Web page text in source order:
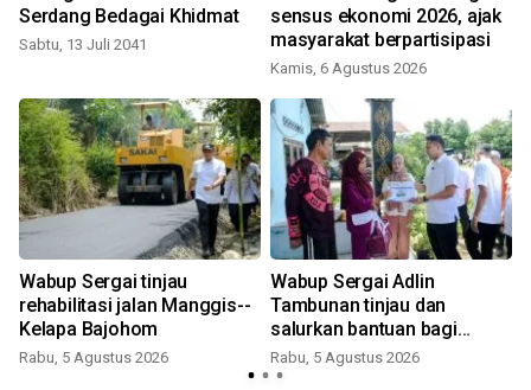
Serdang Bedagai Khidmat
Sabtu, 13 Juli 2041
sensus ekonomi 2026, ajak
masyarakat berpartisipasi
Kamis, 6 Agustus 2026
Wabup Sergai tinjau
rehabilitasi jalan Manggis--
Kelapa Bajohom
Rabu, 5 Agustus 2026
Wabup Sergai Adlin
Tambunan tinjau dan
salurkan bantuan bagi
korban angin puting beliung
di desa Blok 10
Rabu, 5 Agustus 2026